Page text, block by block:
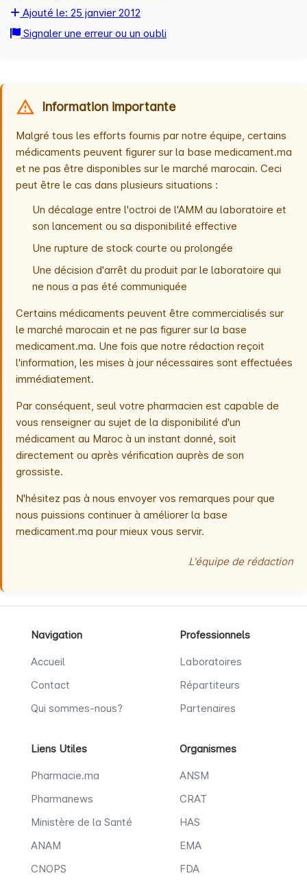
Ajouté le: 25 janvier 2012
Signaler une erreur ou un oubli
Information importante
Malgré tous les efforts fournis par notre équipe, certains
médicaments peuvent figurer sur la base medicament.ma
et ne pas être disponibles sur le marché marocain. Ceci
peut être le cas dans plusieurs situations :
Un décalage entre l'octroi de l'AMM au laboratoire et
son lancement ou sa disponibilité effective
Une rupture de stock courte ou prolongée
Une décision d'arrêt du produit par le laboratoire qui
ne nous a pas été communiquée
Certains médicaments peuvent être commercialisés sur
le marché marocain et ne pas figurer sur la base
medicament.ma. Une fois que notre rédaction reçoit
l'information, les mises à jour nécessaires sont effectuées
immédiatement.
Par conséquent, seul votre pharmacien est capable de
vous renseigner au sujet de la disponibilité d'un
médicament au Maroc à un instant donné, soit
directement ou après vérification auprès de son
grossiste.
N'hésitez pas à nous envoyer vos remarques pour que
nous puissions continuer à améliorer la base
medicament.ma pour mieux vous servir.
L'équipe de rédaction
Navigation
Accueil
Contact
Qui sommes-nous?
Professionnels
Laboratoires
Répartiteurs
Partenaires
Liens Utiles
Pharmacie.ma
Pharmanews
Ministère de la Santé
ANAM
CNOPS
Organismes
ANSM
CRAT
HAS
EMA
FDA